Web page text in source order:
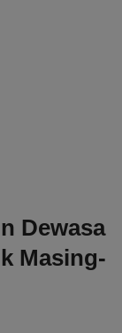
Dewasa
Masing-